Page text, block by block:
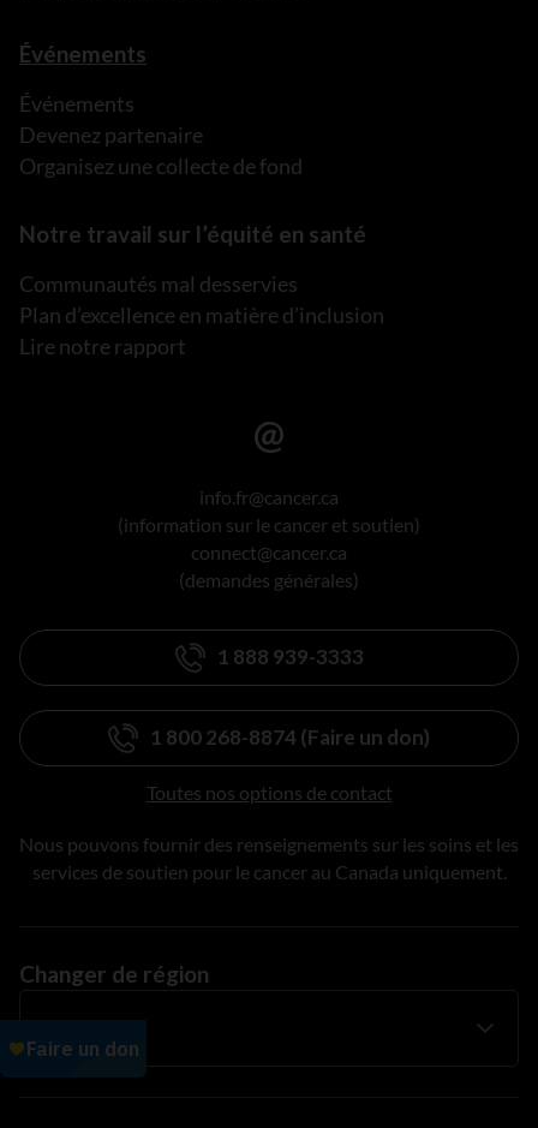
Événements
Événements
Devenez partenaire
Organisez une collecte de fond
Notre travail sur l’équité en santé
Communautés mal desservies
Plan d’excellence en matière d’inclusion
Lire notre rapport
info.fr@cancer.ca
(information sur le cancer et soutien)
connect@cancer.ca
(demandes générales)
1 888 939-3333
1 800 268-8874 (Faire un don)
Toutes nos options de contact
Nous pouvons fournir des renseignements sur les soins et les
services de soutien pour le cancer au Canada uniquement.
Changer de région